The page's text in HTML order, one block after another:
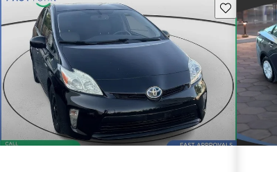
Guarda este